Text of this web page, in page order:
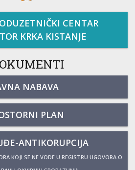
CENTAR
KRKA KISTANJE
NABAVA
PLAN
ANTIKORUPCIJA
KOJI SE NE VODE U REGISTRU UGOVORA O